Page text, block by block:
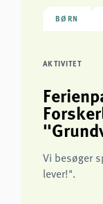
BØRN
AKTIVITET
Vi besøger
lever!".